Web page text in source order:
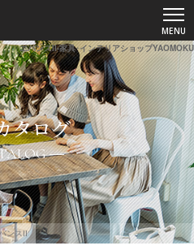
エバンスII-家具･インテリアショップYAOMOKU
タログ
ンスII